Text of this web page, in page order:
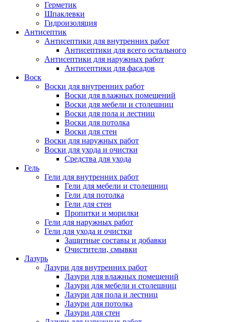
Герметик
Шпаклевки
Гидроизоляция
Антисептик
Антисептики для внутренних работ
Антисептики для всего остального
Антисептики для наружных работ
Антисептики для фасадов
Воск
Воски для внутренних работ
Воски для влажных помещений
Воски для мебели и столешниц
Воски для пола и лестниц
Воски для потолка
Воски для стен
Воски для наружных работ
Воски для ухода и очистки
Средства для ухода
Гель
Гели для внутренних работ
Гели для мебели и столешниц
Гели для потолка
Гели для стен
Пропитки и морилки
Гели для наружных работ
Гели для ухода и очистки
Защитные составы и добавки
Очистители, смывки
Лазурь
Лазури для внутренних работ
Лазури для влажных помещений
Лазури для мебели и столешниц
Лазури для пола и лестниц
Лазури для потолка
Лазури для стен